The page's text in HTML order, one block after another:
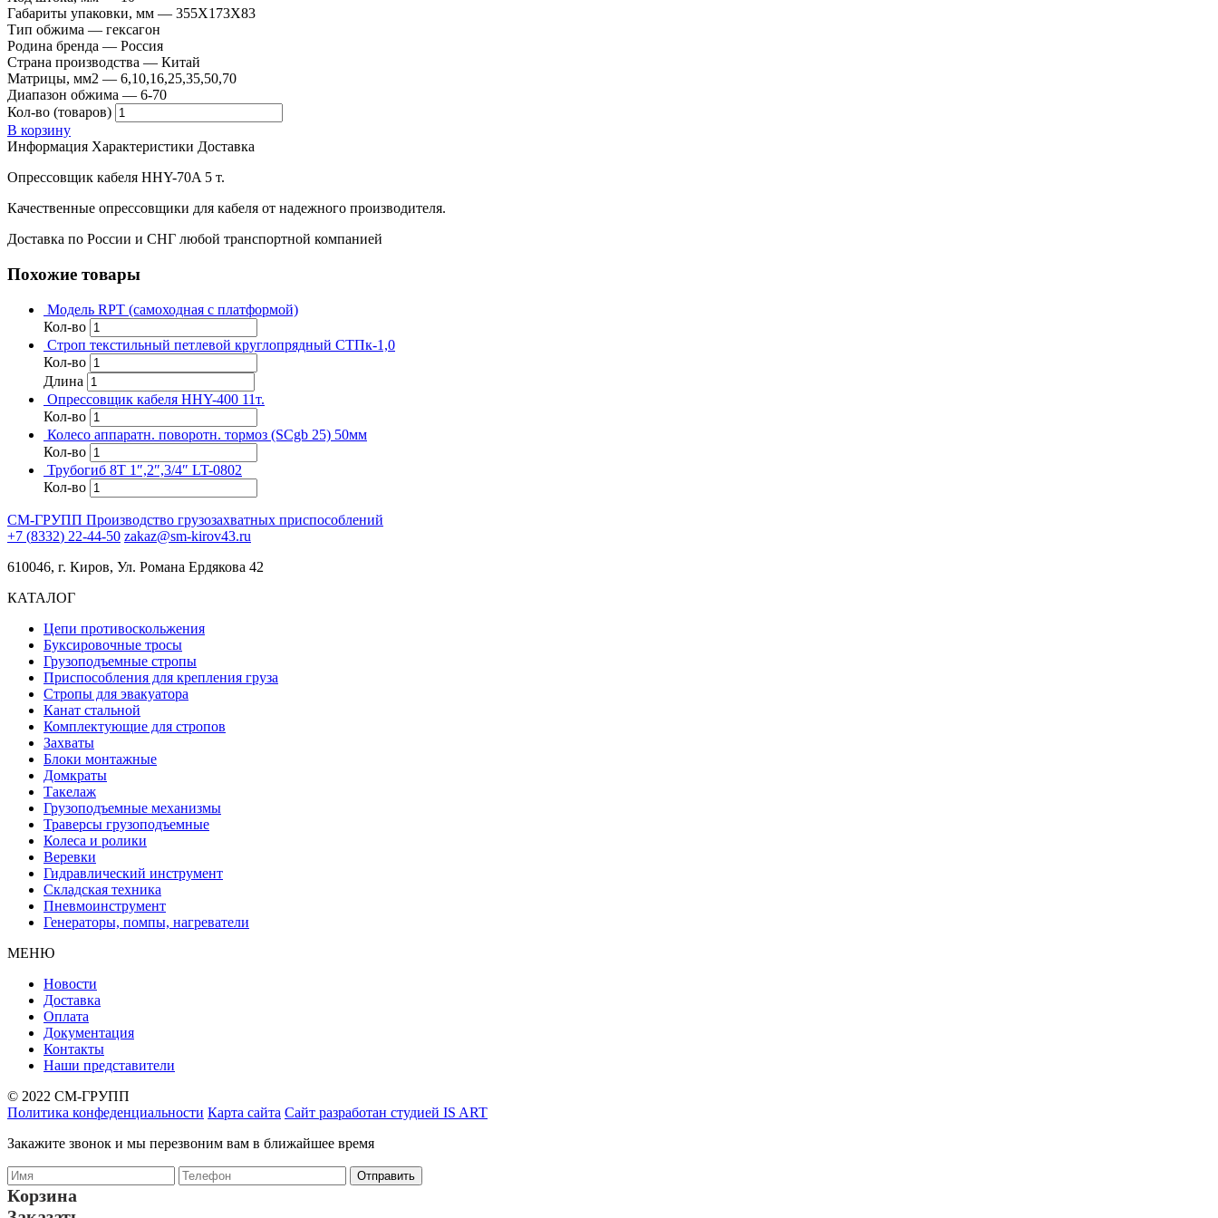
Габариты упаковки, мм — 355X173X83
Тип обжима — гексагон
Родина бренда — Россия
Страна производства — Китай
Матрицы, мм2 — 6,10,16,25,35,50,70
Диапазон обжима — 6-70
Кол-во (товаров)
В корзину
Информация Характеристики Доставка
Опрессовщик кабеля HHY-70A 5 т.
Качественные опрессовщики для кабеля от надежного производителя.
Доставка по России и СНГ любой транспортной компанией
Похожие товары
Модель RPT (самоходная с платформой)
Кол-во
Строп текстильный петлевой круглопрядный СТПк-1,0
Кол-во
Длина
Опрессовщик кабеля HHY-400 11т.
Кол-во
Колесо аппаратн. поворотн. тормоз (SCgb 25) 50мм
Кол-во
Трубогиб 8T 1″,2″,3/4″ LT-0802
Кол-во
СМ-ГРУПП Производство грузозахватных приспособлений
+7 (8332) 22-44-50 zakaz@sm-kirov43.ru
610046, г. Киров, Ул. Романа Ердякова 42
КАТАЛОГ
Цепи противоскольжения
Буксировочные тросы
Грузоподъемные стропы
Приспособления для крепления груза
Стропы для эвакуатора
Канат стальной
Комплектующие для стропов
Захваты
Блоки монтажные
Домкраты
Такелаж
Грузоподъемные механизмы
Траверсы грузоподъемные
Колеса и ролики
Веревки
Гидравлический инструмент
Складская техника
Пневмоинструмент
Генераторы, помпы, нагреватели
МЕНЮ
Новости
Доставка
Оплата
Документация
Контакты
Наши представители
© 2022 СМ-ГРУПП
Политика конфеденциальности Карта сайта Сайт разработан студией IS ART
Закажите звонок и мы перезвоним вам в ближайшее время
Корзина